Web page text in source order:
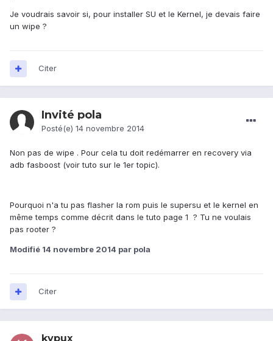
Je voudrais savoir si, pour installer SU et le Kernel, je devais faire
un wipe ?
Citer
Invité pola
Posté(e) 14 novembre 2014
Non pas de wipe . Pour cela tu doit redémarrer en recovery via
adb fasboost (voir tuto sur le 1er topic).
Pourquoi n'a tu pas flasher la rom puis le supersu et le kernel en
même temps comme décrit dans le tuto page 1 ? Tu ne voulais
pas rooter ?
Modifié 14 novembre 2014 par pola
Citer
kypux